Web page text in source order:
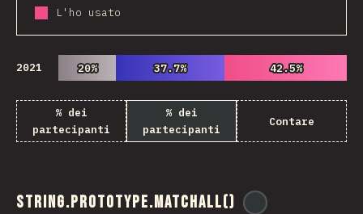
L'ho usato
2021 20%
20% 37.7%
37.7% 42.5%
42.5%
% dei
partecipanti
% dei
partecipanti
Contare
String.prototype.matchAll()